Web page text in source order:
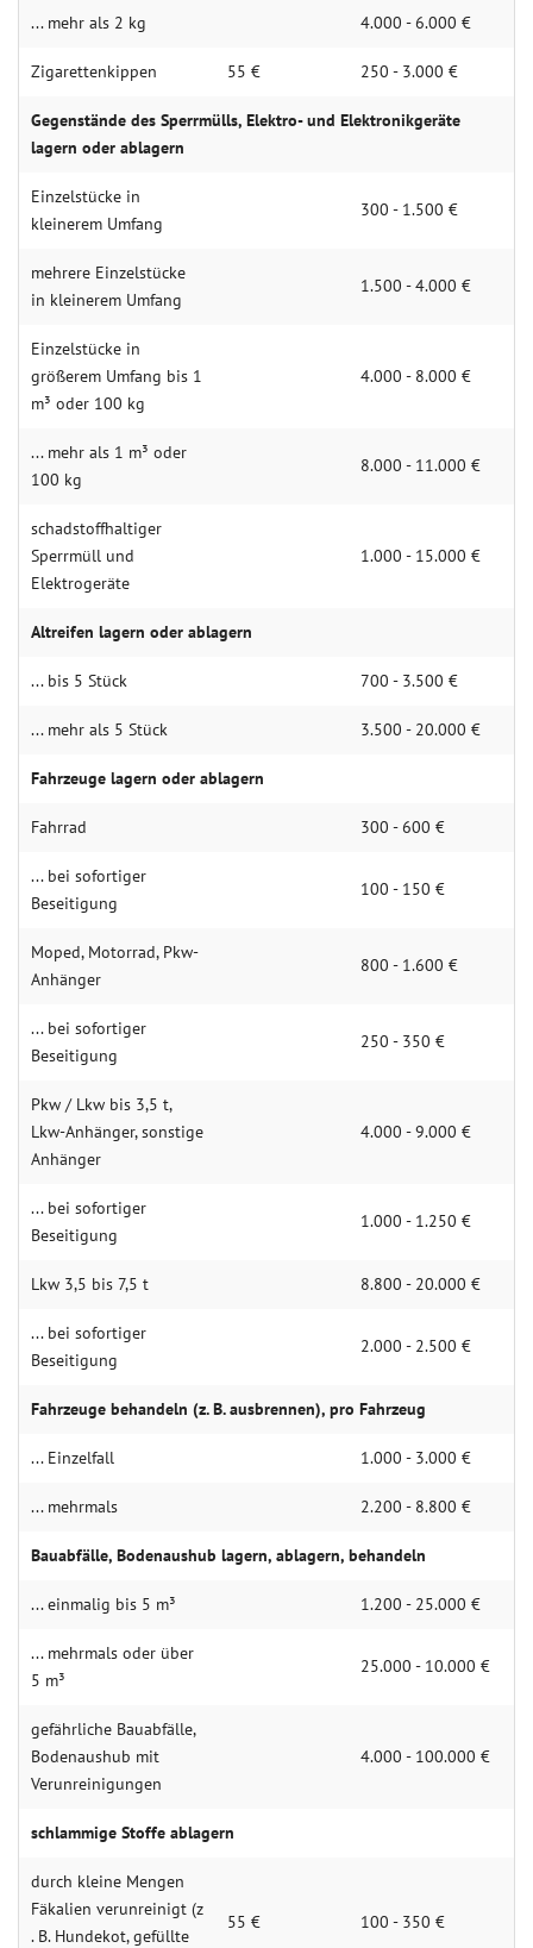
... mehr als 2 kg 4.000 - 6.000 €
Zigarettenkippen 55 € 250 - 3.000 €
Gegenstände des Sperrmülls, Elektro- und Elektronikgeräte
lagern oder ablagern
Einzelstücke in
kleinerem Umfang
300 - 1.500 €
mehrere Einzelstücke
in kleinerem Umfang
1.500 - 4.000 €
Einzelstücke in
größerem Umfang bis 1
m³ oder 100 kg
4.000 - 8.000 €
... mehr als 1 m³ oder
100 kg
8.000 - 11.000 €
schadstoffhaltiger
Sperrmüll und
Elektrogeräte
1.000 - 15.000 €
Altreifen lagern oder ablagern
... bis 5 Stück 700 - 3.500 €
... mehr als 5 Stück 3.500 - 20.000 €
Fahrzeuge lagern oder ablagern
Fahrrad 300 - 600 €
... bei sofortiger
Beseitigung
100 - 150 €
Moped, Motorrad, Pkw-
Anhänger
800 - 1.600 €
... bei sofortiger
Beseitigung
250 - 350 €
Pkw / Lkw bis 3,5 t,
Lkw-Anhänger, sonstige
Anhänger
4.000 - 9.000 €
... bei sofortiger
Beseitigung
1.000 - 1.250 €
Lkw 3,5 bis 7,5 t 8.800 - 20.000 €
... bei sofortiger
Beseitigung
2.000 - 2.500 €
Fahrzeuge behandeln (z. B. ausbrennen), pro Fahrzeug
... Einzelfall 1.000 - 3.000 €
... mehrmals 2.200 - 8.800 €
Bauabfälle, Bodenaushub lagern, ablagern, behandeln
... einmalig bis 5 m³ 1.200 - 25.000 €
... mehrmals oder über
5 m³
25.000 - 10.000 €
gefährliche Bauabfälle,
Bodenaushub mit
Verunreinigungen
4.000 - 100.000 €
schlammige Stoffe ablagern
durch kleine Mengen
Fäkalien verunreinigt (z
. B. Hundekot, gefüllte
55 € 100 - 350 €